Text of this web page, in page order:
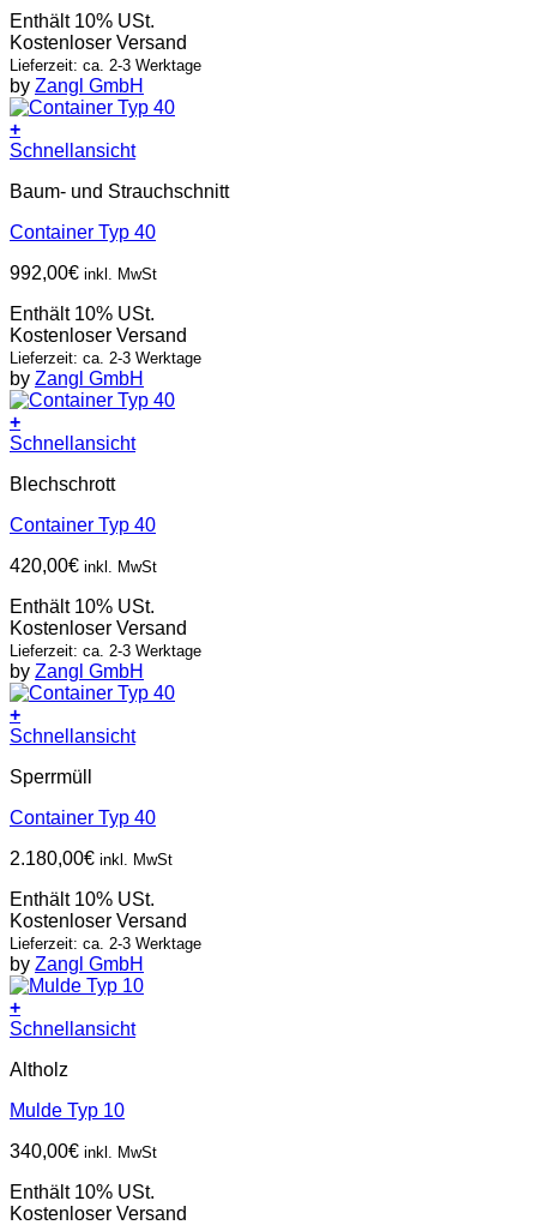
Enthält 10% USt.
Kostenloser Versand
Lieferzeit: ca. 2-3 Werktage
by Zangl GmbH
+
Schnellansicht
Baum- und Strauchschnitt
Container Typ 40
992,00€ inkl. MwSt
Enthält 10% USt.
Kostenloser Versand
Lieferzeit: ca. 2-3 Werktage
by Zangl GmbH
+
Schnellansicht
Blechschrott
Container Typ 40
420,00€ inkl. MwSt
Enthält 10% USt.
Kostenloser Versand
Lieferzeit: ca. 2-3 Werktage
by Zangl GmbH
+
Schnellansicht
Sperrmüll
Container Typ 40
2.180,00€ inkl. MwSt
Enthält 10% USt.
Kostenloser Versand
Lieferzeit: ca. 2-3 Werktage
by Zangl GmbH
+
Schnellansicht
Altholz
Mulde Typ 10
340,00€ inkl. MwSt
Enthält 10% USt.
Kostenloser Versand